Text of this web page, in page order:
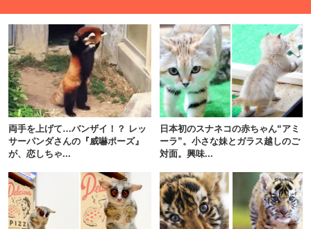
両手を上げて…バンザイ！？ レッ
サーパンダさんの『威嚇ポーズ』
が、恋しちゃ...
日本初のスナネコの赤ちゃん“アミ
ーラ”。小さな妹とガラス越しのご
対面。興味...
閉じる
アプリで開く